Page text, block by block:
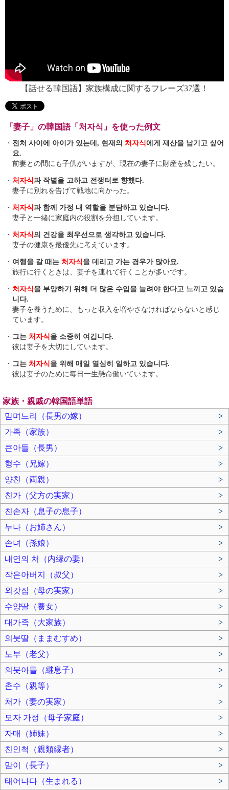
【話せる韓国語】家族構成に関するフレーズ37選！
「妻子」の韓国語「처자식」を使った例文
・ 전처 사이에 아이가 있는데, 현재의 처자식에게 재산을 남기고 싶어
요.
前妻との間にも子供がいますが、現在の妻子に財産を残したい。
・ 처자식과 작별을 고하고 전쟁터로 향했다.
妻子に別れを告げて戦地に向かった。
・ 처자식과 함께 가정 내 역할을 분담하고 있습니다.
妻子と一緒に家庭内の役割を分担しています。
・ 처자식 의 건강을 최우선으로 생각하고 있습니다.
妻子の健康を最優先に考えています。
・ 여행을 갈 때는 처자식 을 데리고 가는 경우가 많아요.
旅行に行くときは、妻子を連れて行くことが多いです。
・ 처자식 을 부양하기 위해 더 많은 수입을 늘려야 한다고 느끼고 있습
니다.
妻子を養うために、もっと収入を増やさなければならないと感じ
ています。
・ 그는 처자식 을 소중히 여깁니다.
彼は妻子を大切にしています。
・ 그는 처자식 을 위해 매일 열심히 일하고 있습니다.
彼は妻子のために毎日一生懸命働いています。
家族・親戚の韓国語単語
맏며느리（長男の嫁）
>
가족（家族）
>
큰아들（長男）
>
형수（兄嫁）
>
양친（両親）
>
친가（父方の実家）
>
친손자（息子の息子）
>
누나（お姉さん）
>
손녀（孫娘）
>
내연의 처（内縁の妻）
>
작은아버지（叔父）
>
외갓집（母の実家）
>
수양딸（養女）
>
대가족（大家族）
>
의붓딸（ままむすめ）
>
노부（老父）
>
의붓아들（継息子）
>
촌수（親等）
>
처가（妻の実家）
>
모자 가정（母子家庭）
>
자매（姉妹）
>
친인척（親類縁者）
>
맏이（長子）
>
태어나다（生まれる）
>